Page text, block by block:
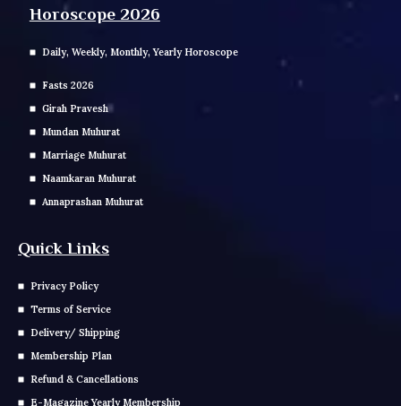
Horoscope 2026
Daily, Weekly, Monthly, Yearly Horoscope
Fasts 2026
Girah Pravesh
Mundan Muhurat
Marriage Muhurat
Naamkaran Muhurat
Annaprashan Muhurat
Quick Links
Privacy Policy
Terms of Service
Delivery/ Shipping
Membership Plan
Refund & Cancellations
E-Magazine Yearly Membership